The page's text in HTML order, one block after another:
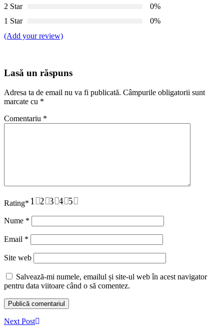
2 Star
0%
1 Star
0%
(Add your review)
Lasă un răspuns
Adresa ta de email nu va fi publicată. Câmpurile obligatorii sunt
marcate cu *
Comentariu *
Rating* 5
4
3
2
1
Nume *
Email *
Site web
Salvează-mi numele, emailul și site-ul web în acest navigator
pentru data viitoare când o să comentez.
Next Post